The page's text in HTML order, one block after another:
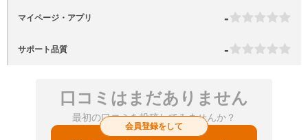
マイページ・アプリ -
サポート品質 -
口コミはまだありません
最初の口コミを投稿してみませんか？
会員登録をして